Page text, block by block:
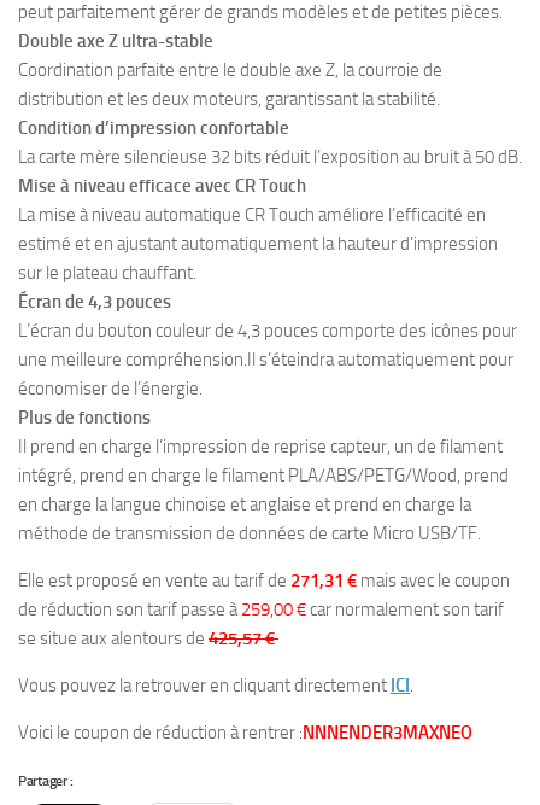
peut parfaitement gérer de grands modèles et de petites pièces.
Double axe Z ultra-stable
Coordination parfaite entre le double axe Z, la courroie de
distribution et les deux moteurs, garantissant la stabilité.
Condition d’impression confortable
La carte mère silencieuse 32 bits réduit l’exposition au bruit à 50 dB.
Mise à niveau efficace avec CR Touch
La mise à niveau automatique CR Touch améliore l’efficacité en
estimé et en ajustant automatiquement la hauteur d’impression
sur le plateau chauffant.
Écran de 4,3 pouces
L’écran du bouton couleur de 4,3 pouces comporte des icônes pour
une meilleure compréhension.Il s’éteindra automatiquement pour
économiser de l’énergie.
Plus de fonctions
Il prend en charge l’impression de reprise capteur, un de filament
intégré, prend en charge le filament PLA/ABS/PETG/Wood, prend
en charge la langue chinoise et anglaise et prend en charge la
méthode de transmission de données de carte Micro USB/TF.
Elle est proposé en vente au tarif de 271,31 € mais avec le coupon
de réduction son tarif passe à259,00 €car normalement son tarif
se situe aux alentours de 425,57 €
Vous pouvez la retrouver en cliquant directement ICI.
Voici le coupon de réduction à rentrer :NNNENDER3MAXNEO
Partager :